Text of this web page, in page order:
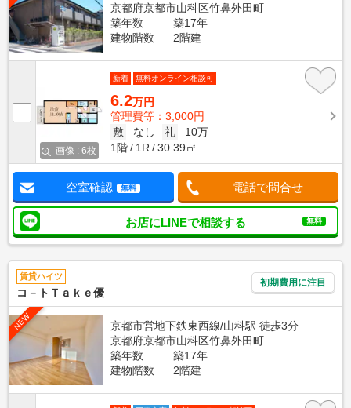
京都府京都市山科区竹鼻外田町
築年数
築17年
建物階数
2階建
画像 : 6枚
新着 無料オンライン相談可
6.2万円
管理費等：3,000円
敷
なし 礼
10万
1階
1R 30.39㎡
空室確認 無料 電話で問合せ
お店にLINEで相談する 無料
賃貸ハイツ
コ－トＴａｋｅ優
初期費用に注目
NEW
京都市営地下鉄東西線/山科駅 徒歩3分
京都府京都市山科区竹鼻外田町
築年数
築17年
建物階数
2階建